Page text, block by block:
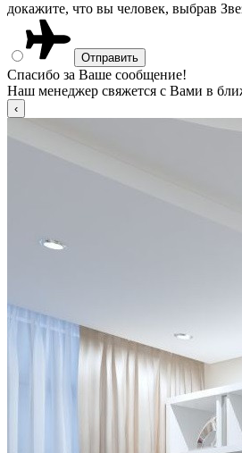
докажите, что вы человек, выбрав
Спасибо за Ваше сообщение!
Наш менеджер свяжется с Вами в